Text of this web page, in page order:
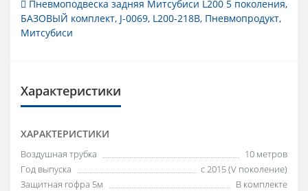
Пневмоподвеска задняя Митсубиси L200 5 поколения,
БАЗОВЫЙ комплект, J-0069, L200-218B, Пневмопродукт,
Митсубиси
Характеристики
ХАРАКТЕРИСТИКИ
Воздушная трубка
10 метров
Год выпуска
с 2015 (V поколение)
Защитная гофра 5м
В комплекте